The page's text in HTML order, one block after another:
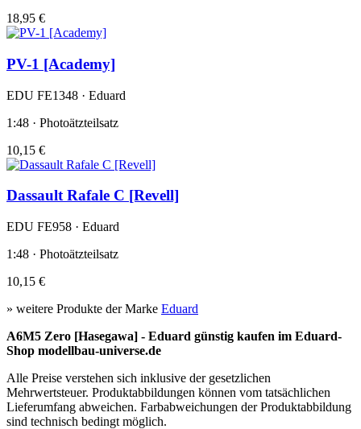
18,95 €
PV-1 [Academy]
EDU FE1348 · Eduard
1:48 · Photoätzteilsatz
10,15 €
Dassault Rafale C [Revell]
EDU FE958 · Eduard
1:48 · Photoätzteilsatz
10,15 €
» weitere Produkte der Marke Eduard
A6M5 Zero [Hasegawa] - Eduard günstig kaufen im Eduard-
Shop modellbau-universe.de
Alle Preise verstehen sich inklusive der gesetzlichen
Mehrwertsteuer. Produktabbildungen können vom tatsächlichen
Lieferumfang abweichen. Farbabweichungen der Produktabbildung
sind technisch bedingt möglich.